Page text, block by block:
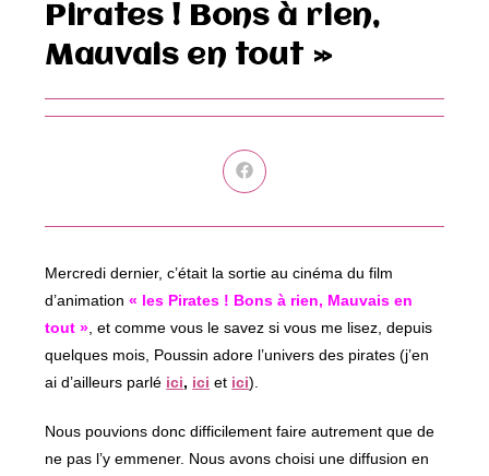
Pirates ! Bons à rien,
Mauvais en tout »
Ouvrir
dans
autre
Mercredi dernier, c’était la sortie au cinéma du film
d’animation« les Pirates ! Bons à rien, Mauvais en
tout » , et comme vous le savez si vous me lisez, depuis
quelques mois, Poussin adore l’univers des pirates (j’en
ai d’ailleurs parlé ici, ici et ici).
Nous pouvions donc difficilement faire autrement que de
ne pas l’y emmener. Nous avons choisi une diffusion en